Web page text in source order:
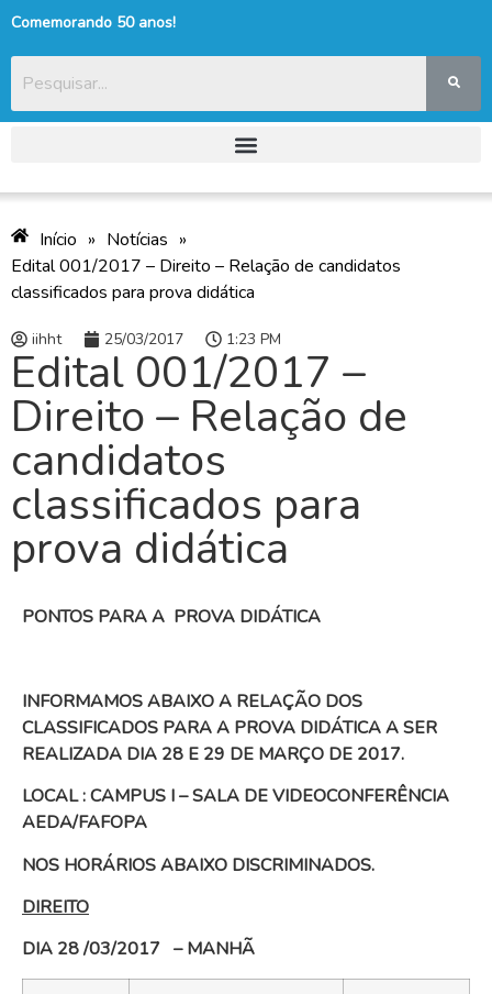
Comemorando 50 anos!
Início » Notícias »
Edital 001/2017 – Direito – Relação de candidatos
classificados para prova didática
iihht 25/03/2017 1:23 PM
Edital 001/2017 –
Direito – Relação de
candidatos
classificados para
prova didática
PONTOS PARA A PROVA DIDÁTICA
INFORMAMOS ABAIXO A RELAÇÃO DOS
CLASSIFICADOS PARA A PROVA DIDÁTICA A SER
REALIZADA DIA 28 E 29 DE MARÇO DE 2017.
LOCAL : CAMPUS I – SALA DE VIDEOCONFERÊNCIA
AEDA/FAFOPA
NOS HORÁRIOS ABAIXO DISCRIMINADOS.
DIREITO
DIA 28 /03/2017 – MANHÃ